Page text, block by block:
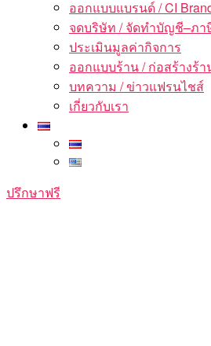
ออกแบบแบรนด์ / CI
จดบริษัท / จัดทำบัญชี–ภา
ประเมินมูลค่ากิจการ
ออกแบบร้าน / ก่อสร้างร้า
บทความ / ข่าวแฟรนไชส์
เกี่ยวกับเรา
ปรึกษาฟรี